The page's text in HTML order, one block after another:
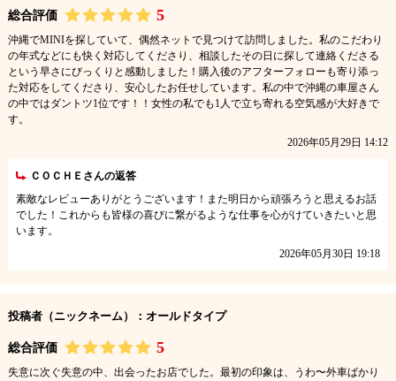
総合評価 5
沖縄でMINIを探していて、偶然ネットで見つけて訪問しました。私のこだわり
の年式などにも快く対応してくださり、相談したその日に探して連絡くださる
という早さにびっくりと感動しました！購入後のアフターフォローも寄り添っ
た対応をしてくださり、安心したお任せしています。私の中で沖縄の車屋さん
の中ではダントツ1位です！！女性の私でも1人で立ち寄れる空気感が大好きで
す。
2026年05月29日 14:12
ＣＯＣＨＥさんの返答
素敵なレビューありがとうございます！また明日から頑張ろうと思えるお話
でした！これからも皆様の喜びに繋がるような仕事を心がけていきたいと思
います。
2026年05月30日 19:18
投稿者（ニックネーム）：オールドタイプ
総合評価 5
失意に次ぐ失意の中、出会ったお店でした。最初の印象は、うわ〜外車ばかり